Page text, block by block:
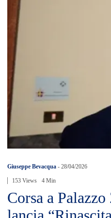
Giuseppe Bevacqua - 28/04/2026
153 Views 4 Min
Corsa a